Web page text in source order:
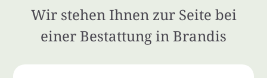
Wir stehen Ihnen zur Seite bei
einer Bestattung in Brandis